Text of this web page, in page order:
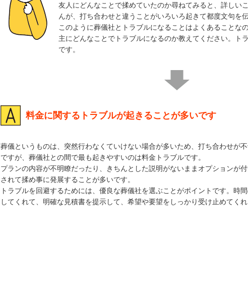
友人にどんなことで揉めていたのか尋ねてみると、詳しい
んが、打ち合わせと違うことがいろいろ起きて都度文句を
このように葬儀社とトラブルになることはよくあることな
主にどんなことでトラブルになるのか教えてください。ト
です。
料金に関するトラブルが起きることが多いです
葬儀というものは、突然行わなくていけない場合が多いため、打ち合わせが
ですが、葬儀社との間で最も起きやすいのは料金トラブルです。
プランの内容が不明瞭だったり、きちんとした説明がないままオプションが
されて揉め事に発展することが多いです。
トラブルを回避するためには、優良な葬儀社を選ぶことがポイントです。時
してくれて、明確な見積書を提示して、希望や要望をしっかり受け止めてく